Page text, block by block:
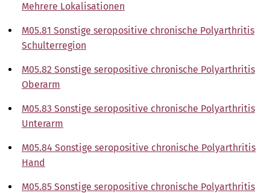
Mehrere Lokalisationen
M05.81 Sonstige seropositive chronische Polyarthritis
Schulterregion
M05.82 Sonstige seropositive chronische Polyarthritis
Oberarm
M05.83 Sonstige seropositive chronische Polyarthritis
Unterarm
M05.84 Sonstige seropositive chronische Polyarthritis
Hand
M05.85 Sonstige seropositive chronische Polyarthritis